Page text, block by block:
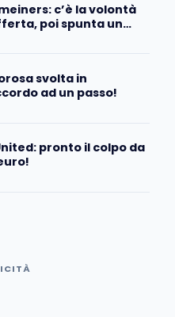
c’è la volontà
poi spunta un
svolta in
ad un passo!
pronto il colpo da